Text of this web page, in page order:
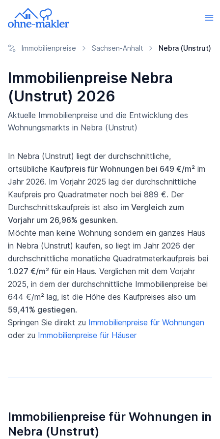
Immobilienpreise Sachsen-Anhalt Nebra (Unstrut)
Immobilienpreise Nebra
(Unstrut) 2026
Aktuelle Immobilienpreise und die Entwicklung des
Wohnungsmarkts in Nebra (Unstrut)
In Nebra (Unstrut) liegt der durchschnittliche,
ortsübliche Kaufpreis für Wohnungen bei 649 €/m² im
Jahr 2026. Im Vorjahr 2025 lag der durchschnittliche
Kaufpreis pro Quadratmeter noch bei 889 €. Der
Durchschnittskaufpreis ist also im Vergleich zum
Vorjahr um 26,96% gesunken.
Möchte man keine Wohnung sondern ein ganzes Haus
in Nebra (Unstrut) kaufen, so liegt im Jahr 2026 der
durchschnittliche monatliche Quadratmeterkaufpreis bei
1.027 €/m² für ein Haus. Verglichen mit dem Vorjahr
2025, in dem der durchschnittliche Immobilienpreise bei
644 €/m² lag, ist die Höhe des Kaufpreises also um
59,41% gestiegen.
Springen Sie direkt zu Immobilienpreise für Wohnungen
oder zu Immobilienpreise für Häuser
Immobilienpreise für Wohnungen in
Nebra (Unstrut)